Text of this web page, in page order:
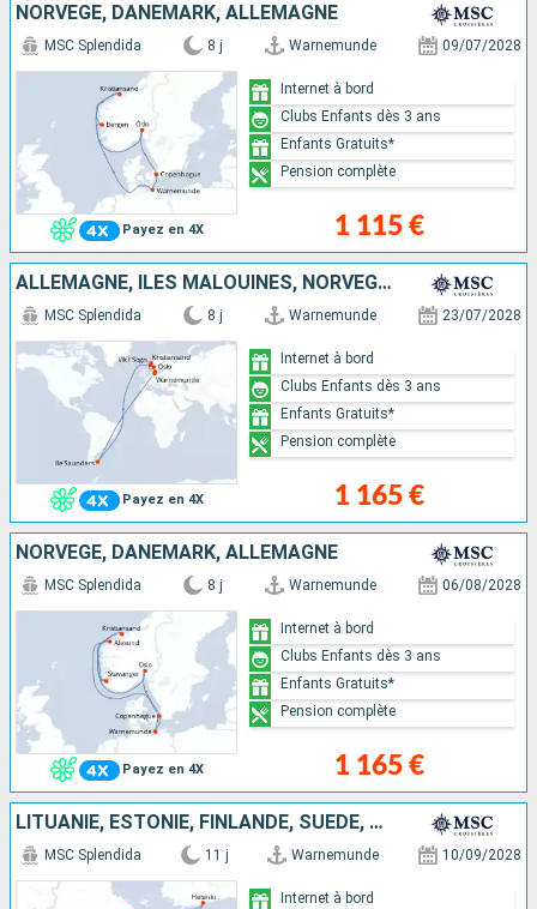
NORVÈGE, DANEMARK, ALLEMAGNE
Payez en 4X
MSC Splendida 8 j Warnemunde 09/07/2028
1 115 €
Internet à bord
Clubs Enfants dès 3 ans
Enfants Gratuits*
Pension complète
ALLEMAGNE, ÎLES MALOUINES, NORVÈGE, DANEMARK
Payez en 4X
MSC Splendida 8 j Warnemunde 23/07/2028
1 165 €
Internet à bord
Clubs Enfants dès 3 ans
Enfants Gratuits*
Pension complète
NORVÈGE, DANEMARK, ALLEMAGNE
Payez en 4X
MSC Splendida 8 j Warnemunde 06/08/2028
1 165 €
Internet à bord
Clubs Enfants dès 3 ans
Enfants Gratuits*
Pension complète
LITUANIE, ESTONIE, FINLANDE, SUÈDE, DANEMARK, ALLEMAGNE
MSC Splendida 11 j Warnemunde 10/09/2028
Internet à bord